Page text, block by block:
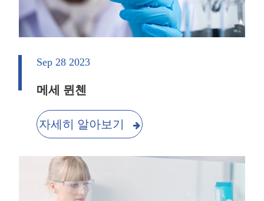
Sep 28 2023
메세 뮌첸
자세히 알아보기